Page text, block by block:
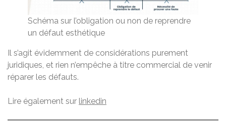
Schéma sur l’obligation ou non de reprendre
un défaut esthétique
Il s’agit évidemment de considérations purement
juridiques, et rien n’empêche à titre commercial de venir
réparer les défauts.
Lire également sur linkedin